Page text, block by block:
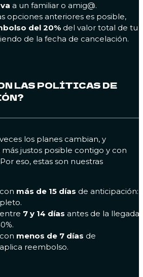
a un familiar o amig@.
opciones anteriores es posible,
del 20% del valor total de tu
de la fecha de cancelación.
LAS POLÍTICAS DE
los planes cambian, y
justos posible contigo y con
eso, estas son nuestras
más de 15 días de anticipación:
7 y 14 días antes de la llegada:
menos de 7 días de
reembolso.